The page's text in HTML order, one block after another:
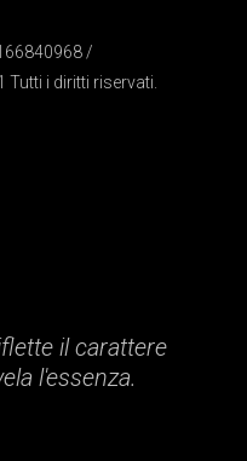
/
i diritti riservati.
il carattere
l'essenza.